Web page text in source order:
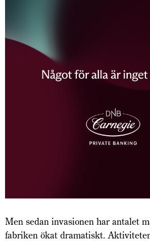
Men sedan invasionen har antalet
fabriken ökat dramatiskt.